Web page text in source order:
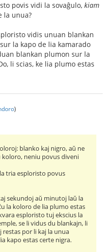
povis vidi la sovaĝulo, kiam
la unua?
vidis unuan blankan
la kapo de lia kamarado
blankan plumon sur la
li scias, ke lia plumo estas
)
blanko kaj nigro, aŭ ne
koloro, neniu povus diveni
tria esploristo povus
sekundoj aŭ minutoj laŭ la
la koloro de lia plumo estas
esploristo tuj ekscius la
se li vidus du blankajn, li
por li kaj la unua
kapo estas certe nigra.